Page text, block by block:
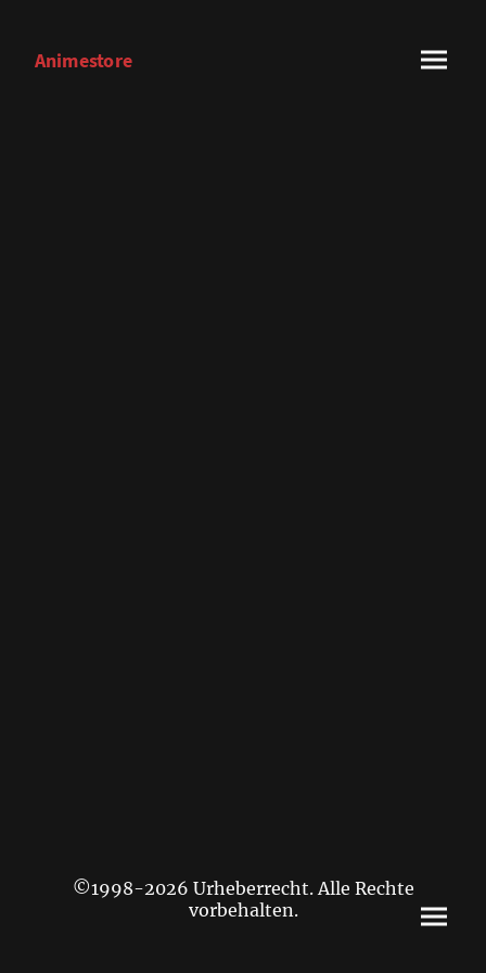
Animestore
©1998-2026 Urheberrecht. Alle Rechte
vorbehalten.